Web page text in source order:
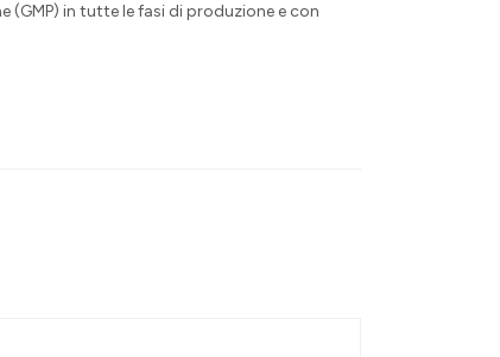
in tutte le fasi di produzione e con